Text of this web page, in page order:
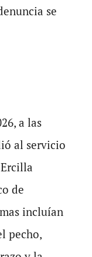
se
a las
al servicio
de
incluían
pecho,